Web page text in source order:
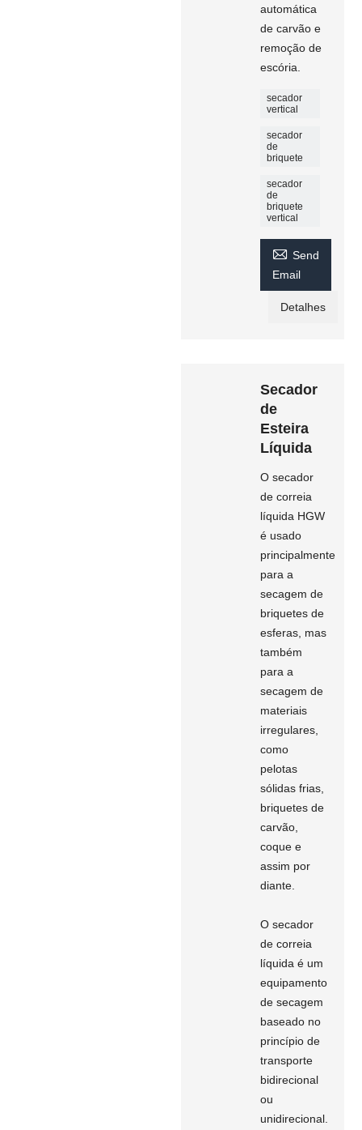
automática
de carvão e
remoção de
escória.
secador
vertical
secador
de
briquete
secador
de
briquete
vertical
 Send
Email
Detalhes
Secador
de
Esteira
Líquida
O secador
de correia
líquida HGW
é usado
principalmente
para a
secagem de
briquetes de
esferas, mas
também
para a
secagem de
materiais
irregulares,
como
pelotas
sólidas frias,
briquetes de
carvão,
coque e
assim por
diante.
O secador
de correia
líquida é um
equipamento
de secagem
baseado no
princípio de
transporte
bidirecional
ou
unidirecional.